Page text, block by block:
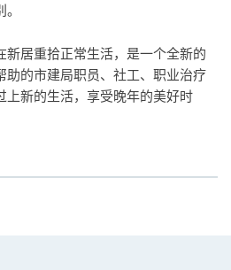
新居重拾正常生活，是一个全新的
助的市建局职员、社工、职业治疗
上新的生活，享受晚年的美好时